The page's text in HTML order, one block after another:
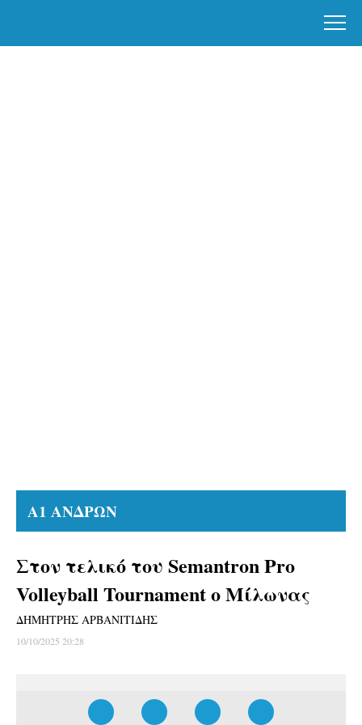
Α1 ΑΝΔΡΩΝ
Στον τελικό του Semantron Pro
Volleyball Tournament ο Μίλωνας
ΔΗΜΗΤΡΗΣ ΑΡΒΑΝΙΤΙΔΗΣ
10/10/2025 20:28